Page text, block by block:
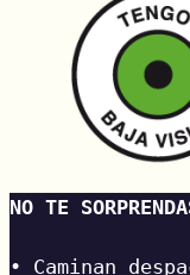
NO TE
• Caminan